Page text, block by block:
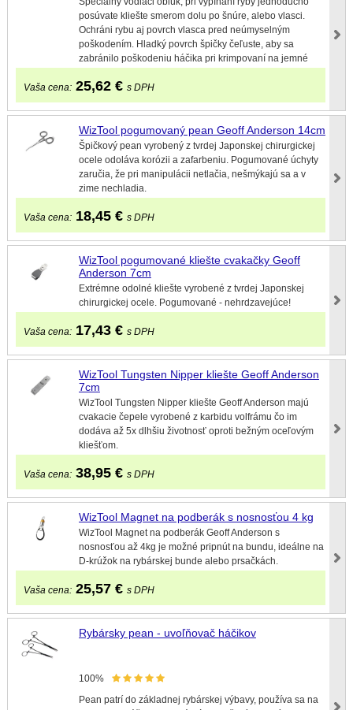
posúvate kliešte smerom dolu po šnúre, alebo vlasci.
Ochráni rybu aj povrch vlasca pred neúmyselným
poškodením. Hladký povrch špičky čeľuste, aby sa
zabránilo poškodeniu háčika pri krimpovaní na jemné
Vaša cena: 25,62 € s DPH
WizTool pogumovaný pean Geoff Anderson 14cm
Špičkový pean vyrobený z tvrdej Japonskej chirurgickej
ocele odoláva korózii a zafarbeniu. Pogumované úchyty
zaručia, že pri manipulácii netlačia, nešmýkajú sa a v
zime nechladia.
Vaša cena: 18,45 € s DPH
WizTool pogumované kliešte cvakačky Geoff
Anderson 7cm
Extrémne odolné kliešte vyrobené z tvrdej Japonskej
chirurgickej ocele. Pogumované - nehrdzavejúce!
Vaša cena: 17,43 € s DPH
WizTool Tungsten Nipper kliešte Geoff Anderson
7cm
WizTool Tungsten Nipper kliešte Geoff Anderson majú
cvakacie čepele vyrobené z karbidu volfrámu čo im
dodáva až 5x dlhšiu životnosť oproti bežným oceľovým
kliešťom.
Vaša cena: 38,95 € s DPH
WizTool Magnet na podberák s nosnosťou 4 kg
WizTool Magnet na podberák Geoff Anderson s
nosnosťou až 4kg je možné pripnút na bundu, ideálne na
D-krúžok na rybárskej bunde alebo prsačkách.
Vaša cena: 25,57 € s DPH
Rybársky pean - uvoľňovač háčikov
100%
Pean patrí do základnej rybárskej výbavy, používa sa na